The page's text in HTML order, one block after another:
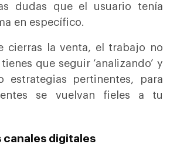
dudas que el usuario tenía
en específico.
cierras la venta, el trabajo no
que seguir ‘analizando’ y
estrategias pertinentes, para
se vuelvan fieles a tu
canales digitales